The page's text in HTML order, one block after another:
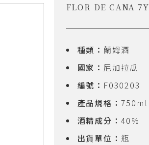
FLOR DE CANA
種類： 蘭姆酒
國家： 尼加拉瓜
編號： F030203
產品規格： 750ml
酒精成分： 40%
出貨單位： 瓶